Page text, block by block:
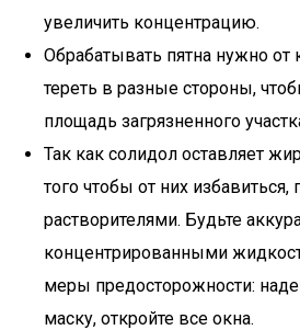
увеличить концентрацию.
Обрабатывать пятна нужно от
тереть в разные стороны,
площадь загрязненного
Так как солидол оставляет
того чтобы от них избавиться,
растворителями. Будьте
концентрированными
меры предосторожности:
маску, откройте все окна.